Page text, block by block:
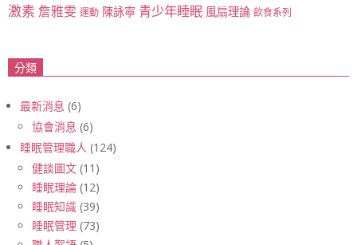
激素詹雅雯 運動 陳詠寧 青少年睡眠 風扇理論 飲食系列
分類
最新消息 (6)
協會消息 (6)
睡眠管理職人 (124)
健談圖文 (11)
睡眠理論 (12)
睡眠知識 (39)
睡眠管理 (73)